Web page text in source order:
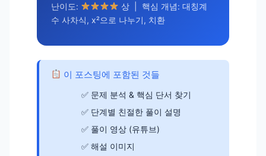
난이도:
상 | 핵심 개념: 대칭계
수 사차식, x²으로 나누기, 치환
이 포스팅에 포함된 것들
문제 분석 & 핵심 단서 찾기
단계별 친절한 풀이 설명
풀이 영상 (유튜브)
해설 이미지